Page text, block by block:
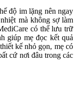
độ im lặng nên ngay
mà không sợ làm
có thể lưu trữ
giúp mẹ đọc kết quả
kế nhỏ gọn, mẹ có
cứ nơi đâu trong các